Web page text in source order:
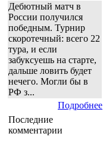
Дебютный матч в
России получился
победным. Турнир
скоротечный: всего 22
тура, и если
забуксуешь на старте,
дальше ловить будет
нечего. Могли бы в
РФ з...
Подробнее
Последние
комментарии